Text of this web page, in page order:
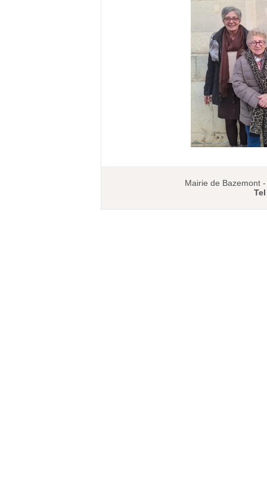
Mairie de Bazemont